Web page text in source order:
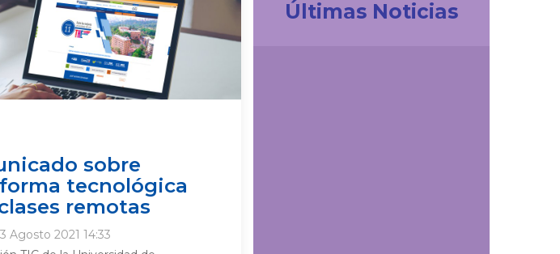
sobre
tecnológica
remotas
Agosto 2021 14:33
Últimas Noticias